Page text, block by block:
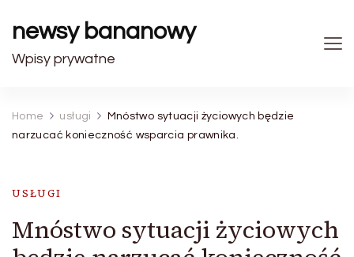
newsy bananowy
Wpisy prywatne
Home usługi
Mnóstwo sytuacji życiowych będzie
narzucać konieczność wsparcia prawnika.
USŁUGI
Mnóstwo sytuacji życiowych